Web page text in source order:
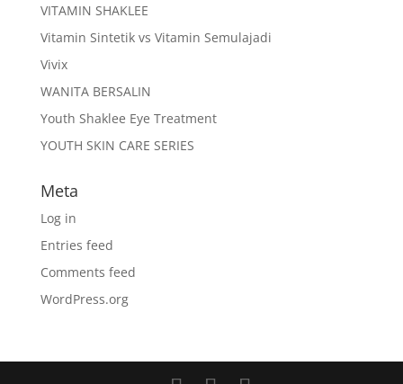
VITAMIN SHAKLEE
Vitamin Sintetik vs Vitamin Semulajadi
Vivix
WANITA BERSALIN
Youth Shaklee Eye Treatment
YOUTH SKIN CARE SERIES
Meta
Log in
Entries feed
Comments feed
WordPress.org